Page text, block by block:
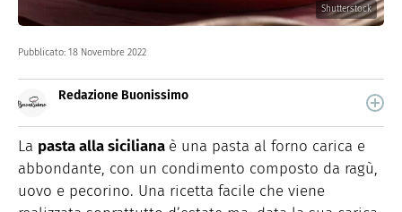
Shutterstock
Pubblicato: 18 Novembre 2022
Redazione Buonissimo
quale trovi idee veloci, facili e spiegate passo passo.
La pasta alla siciliana è una pasta al forno carica e
abbondante, con un condimento composto da ragù,
uovo e pecorino. Una ricetta facile che viene